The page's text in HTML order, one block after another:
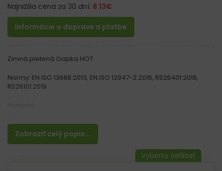
Najnižšia cena za 30 dní: 8.13€
Informácie o doprave a platbe
Zobraziť celý popis...
Zimná pletená čiapka HOT
Normy: EN ISO 13688:2013, EN ISO 12947-2:2016, RS26401:2018,
RS26101:2019
Vlastnosti:
– Z vnutornej strany podšívka z fleecu